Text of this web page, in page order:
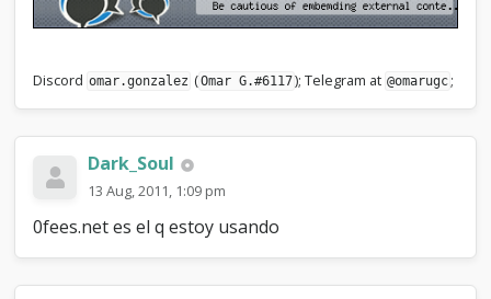
Discord omar.gonzalez (Omar G.#6117); Telegram at @omarugc ;
Dark_Soul
13 Aug, 2011, 1:09 pm
0fees.net es el q estoy usando